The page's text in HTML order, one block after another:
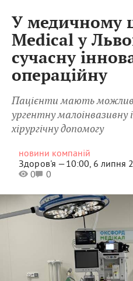
У медичному
Medical у
сучасну
операційну
Пацієнти мають
ургентну малоінвазивну
хірургічну допомогу
новини компаній
Здоров'я —10:00, 6 липня
0
0